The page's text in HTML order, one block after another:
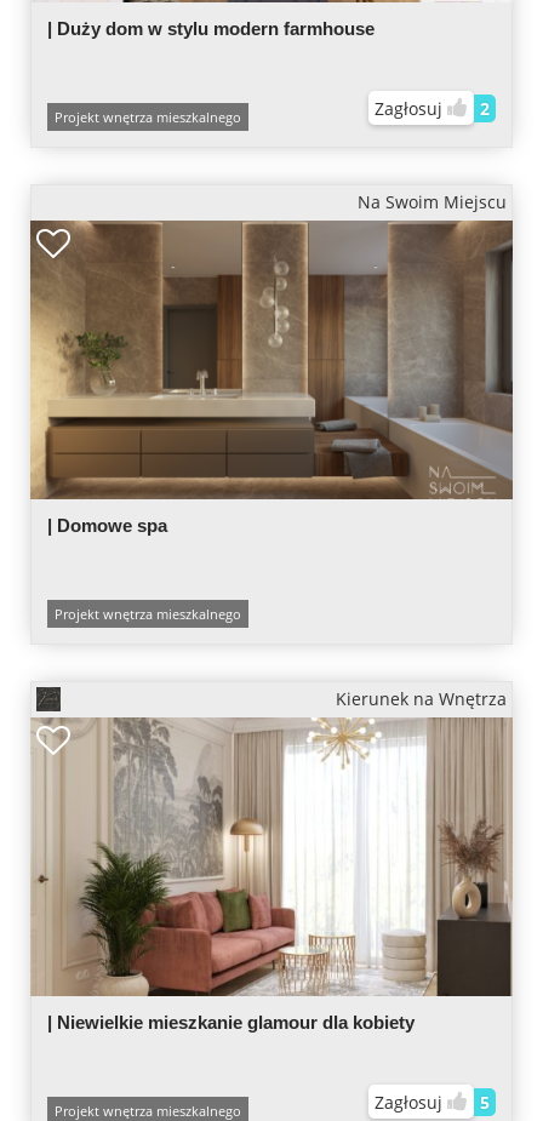
| Duży dom w stylu modern farmhouse
Projekt wnętrza mieszkalnego Zagłosuj 2
Na Swoim Miejscu
| Domowe spa
Projekt wnętrza mieszkalnego
Kierunek na Wnętrza
| Niewielkie mieszkanie glamour dla kobiety
Projekt wnętrza mieszkalnego Zagłosuj 5